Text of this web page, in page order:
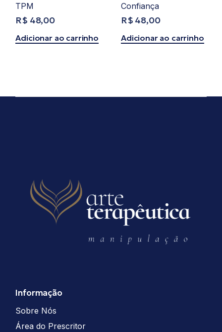
TPM
R$ 48,00
Adicionar ao carrinho
Confiança
R$ 48,00
Adicionar ao carrinho
Informação
Sobre Nós
Área do Prescritor